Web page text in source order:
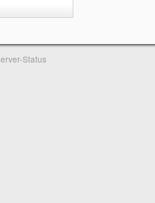
Status